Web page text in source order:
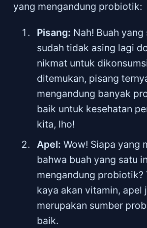
yang mengandung probiotik:
Pisang: Nah! Buah
sudah tidak asing lagi
nikmat untuk
ditemukan, pisang
mengandung banyak
baik untuk kesehatan
kita, lho!
Apel: Wow! Siapa yang
bahwa buah yang satu
mengandung probiotik?
kaya akan vitamin, apel
merupakan sumber
baik.